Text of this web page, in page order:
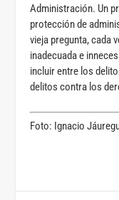
Administración. Un
protección de
vieja pregunta, cada
inadecuada e
incluir entre los
delitos contra los
Foto: Ignacio